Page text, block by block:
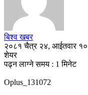
बिश्व खबर
२०८१ चैत्र २४, आईतवार
शेयर
पढ्न लाग्ने समय : 1 मिनेट
Oplus_131072